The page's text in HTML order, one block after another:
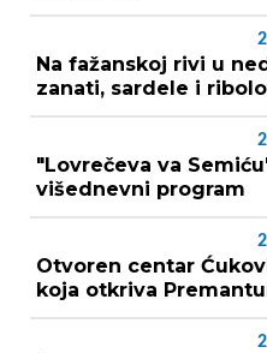
2
Na fažanskoj rivi u
zanati, sardele i
2
"Lovrečeva va
višednevni program
2
Otvoren centar
koja otkriva
2